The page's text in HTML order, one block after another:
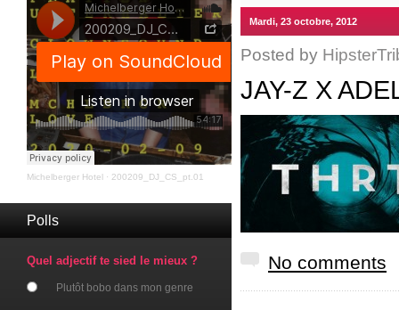
Michelberger Hotel · 200209_DJ_CS_pt.01
Polls
Quel adjectif te sied le mieux ?
Plutôt bobo dans mon genre
Mardi, 23 octobre, 2012
Posted by
JAY-Z X
No comments